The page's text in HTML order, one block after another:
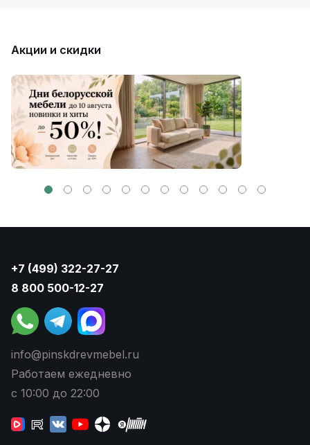
Акции и скидки
+7 (499) 322-27-27
8 800 500-12-27
info@pinskdrevmebel.ru
Работаем ежедневно
с 10:00 до 22:00